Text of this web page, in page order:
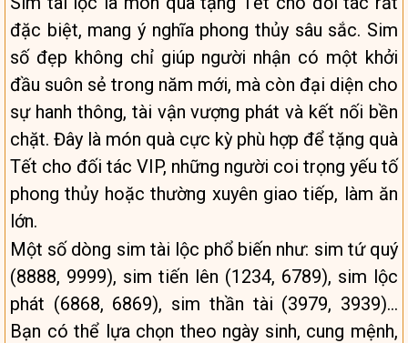
đặc biệt, mang ý nghĩa phong thủy sâu sắc. Sim
số đẹp không chỉ giúp người nhận có một khởi
đầu suôn sẻ trong năm mới, mà còn đại diện cho
sự hanh thông, tài vận vượng phát và kết nối bền
chặt. Đây là món quà cực kỳ phù hợp để tặng quà
Tết cho đối tác VIP, những người coi trọng yếu tố
phong thủy hoặc thường xuyên giao tiếp, làm ăn
lớn.
Một số dòng sim tài lộc phổ biến như: sim tứ quý
(8888, 9999), sim tiến lên (1234, 6789), sim lộc
phát (6868, 6869), sim thần tài (3979, 3939)…
Bạn có thể lựa chọn theo ngày sinh, cung mệnh,